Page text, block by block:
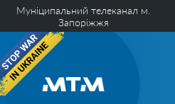
Муніципальний телеканал м.
Запоріжжя